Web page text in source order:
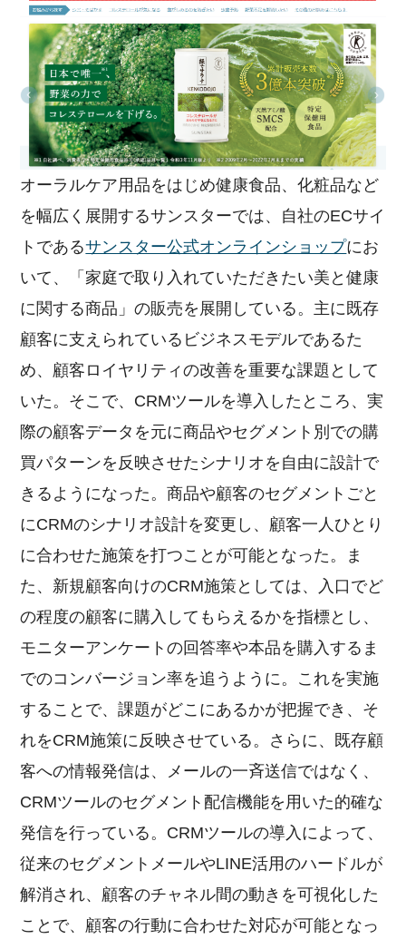
オーラルケア用品をはじめ健康食品、化粧品など
を幅広く展開するサンスターでは、自社のECサイ
トであるサンスター公式オンラインショップにお
いて、「家庭で取り入れていただきたい美と健康
に関する商品」の販売を展開している。主に既存
顧客に支えられているビジネスモデルであるた
め、顧客ロイヤリティの改善を重要な課題として
いた。そこで、CRMツールを導入したところ、実
際の顧客データを元に商品やセグメント別での購
買パターンを反映させたシナリオを自由に設計で
きるようになった。商品や顧客のセグメントごと
にCRMのシナリオ設計を変更し、顧客一人ひとり
に合わせた施策を打つことが可能となった。ま
た、新規顧客向けのCRM施策としては、入口でど
の程度の顧客に購入してもらえるかを指標とし、
モニターアンケートの回答率や本品を購入するま
でのコンバージョン率を追うように。これを実施
することで、課題がどこにあるかが把握でき、そ
れをCRM施策に反映させている。さらに、既存顧
客への情報発信は、メールの一斉送信ではなく、
CRMツールのセグメント配信機能を用いた的確な
発信を行っている。CRMツールの導入によって、
従来のセグメントメールやLINE活用のハードルが
解消され、顧客のチャネル間の動きを可視化した
ことで、顧客の行動に合わせた対応が可能となっ